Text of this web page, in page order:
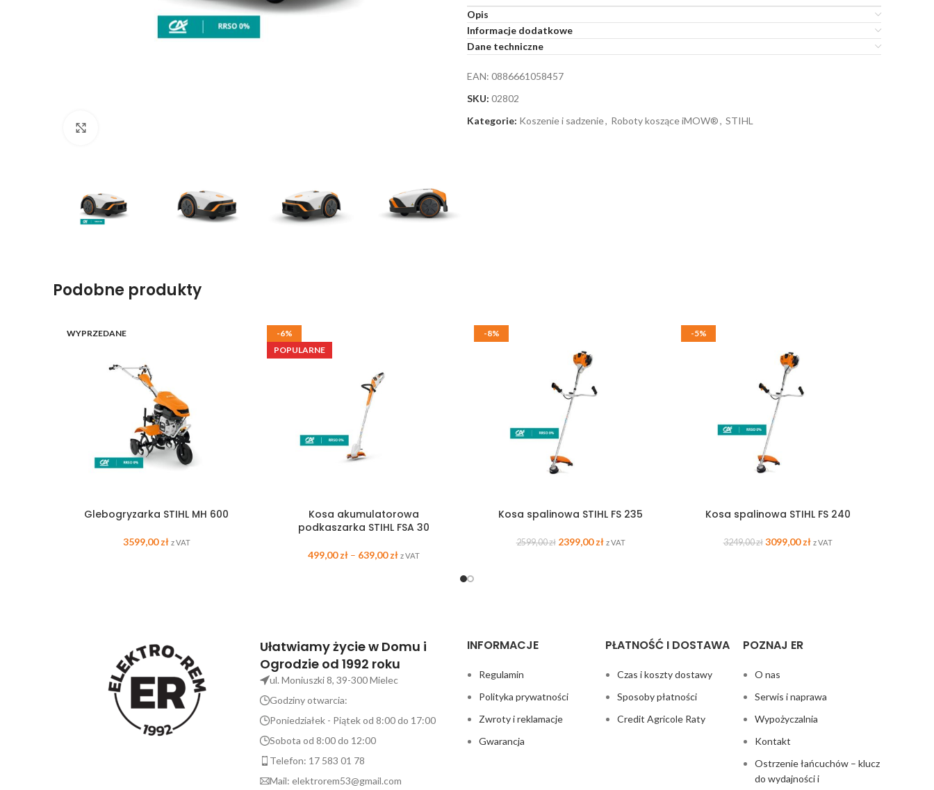
Opis
Informacje dodatkowe
Dane techniczne
EAN: 0886661058457
SKU: 02802
Kategorie: Koszenie i sadzenie, Roboty koszące iMOW®, STIHL
Podobne produkty
WYPRZEDANE
Glebogryzarka STIHL MH 600
3599,00zł z VAT
-6%
POPULARNE
Kosa akumulatorowa
podkaszarka STIHL FSA 30
499,00zł – 639,00zł z VAT
-8%
Kosa spalinowa STIHL FS 235
2599,00zł 2399,00zł z VAT
-5%
Kosa spalinowa STIHL FS 240
3249,00zł 3099,00zł z VAT
Ułatwiamy życie w Domu i
Ogrodzie od 1992 roku
ul. Moniuszki 8, 39-300 Mielec
Godziny otwarcia:
Poniedziałek - Piątek od 8:00 do 17:00
Sobota od 8:00 do 12:00
Telefon: 17 583 01 78
Mail: elektrorem53@gmail.com
INFORMACJE
Regulamin
Polityka prywatności
Zwroty i reklamacje
Gwarancja
PŁATNOŚĆ I DOSTAWA
Czas i koszty dostawy
Sposoby płatności
Credit Agricole Raty
POZNAJ ER
O nas
Serwis i naprawa
Wypożyczalnia
Kontakt
Ostrzenie łańcuchów – klucz
do wydajności i